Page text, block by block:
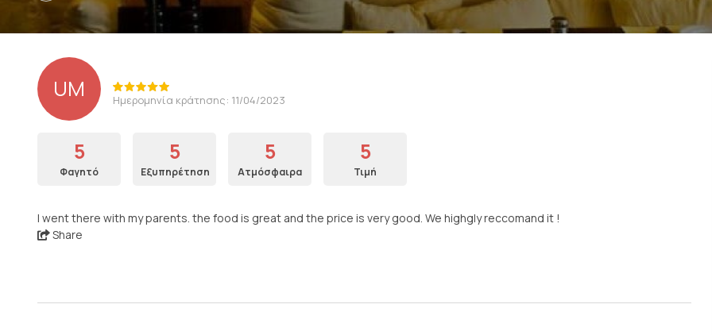
UM Ημερομηνία κράτησης: 11/04/2023
5
Φαγητό
5
Εξυπηρέτηση
5
Ατμόσφαιρα
5
Τιμή
I went there with my parents. the food is great and the price is very good. We highgly reccomand it !
Share